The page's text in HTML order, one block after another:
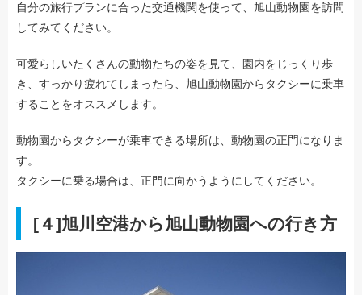
自分の旅行プランに合った交通機関を使って、旭山動物園を訪問
してみてください。
可愛らしいたくさんの動物たちの姿を見て、園内をじっくり歩
き、すっかり疲れてしまったら、旭山動物園からタクシーに乗車
することをオススメします。
動物園からタクシーが乗車できる場所は、動物園の正門になりま
す。
タクシーに乗る場合は、正門に向かうようにしてください。
[４]旭川空港から旭山動物園への行き方